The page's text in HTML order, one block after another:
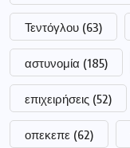
Τεντόγλου (63)
αστυνομία (185)
επιχειρήσεις (52)
οπεκεπε (62)